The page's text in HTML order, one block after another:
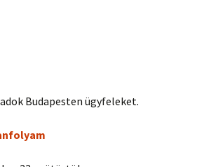
Budapesten ügyfeleket.